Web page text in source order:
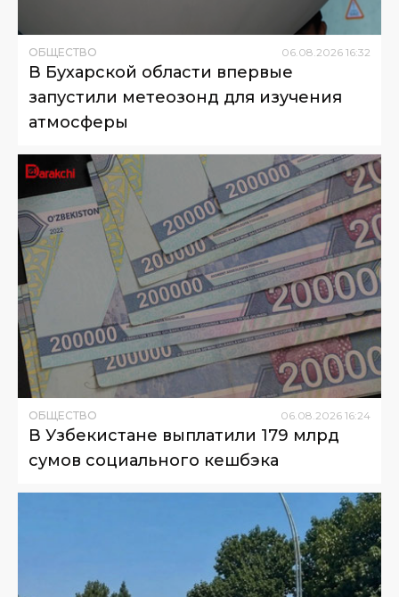
ОБЩЕСТВО 06.08.2026 16:32
В Бухарской области впервые
запустили метеозонд для изучения
атмосферы
ОБЩЕСТВО 06 08 2026 16:24
В Узбекистане выплатили 179 млрд
сумов социального кешбэка